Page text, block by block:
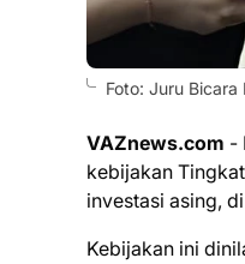
Foto: Juru
VAZnews.com -
kebijakan
investasi asing,
Kebijakan ini